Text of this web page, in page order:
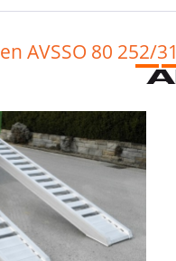
AVSSO 80 252/31